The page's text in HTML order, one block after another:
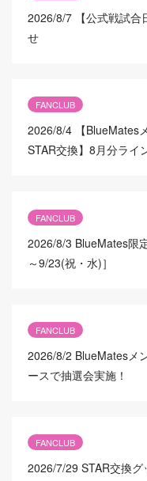
2026/8/7 【公式戦試
せ
FANCLUB
2026/8/4 【
STAR交換】8月分ライ
FANCLUB
2026/8/3 BlueMates限
～9/23(祝・水)］
FANCLUB
2026/8/2 BlueMatesメ
ースで抽選会実施！
FANCLUB
2026/7/29 STAR交換グ